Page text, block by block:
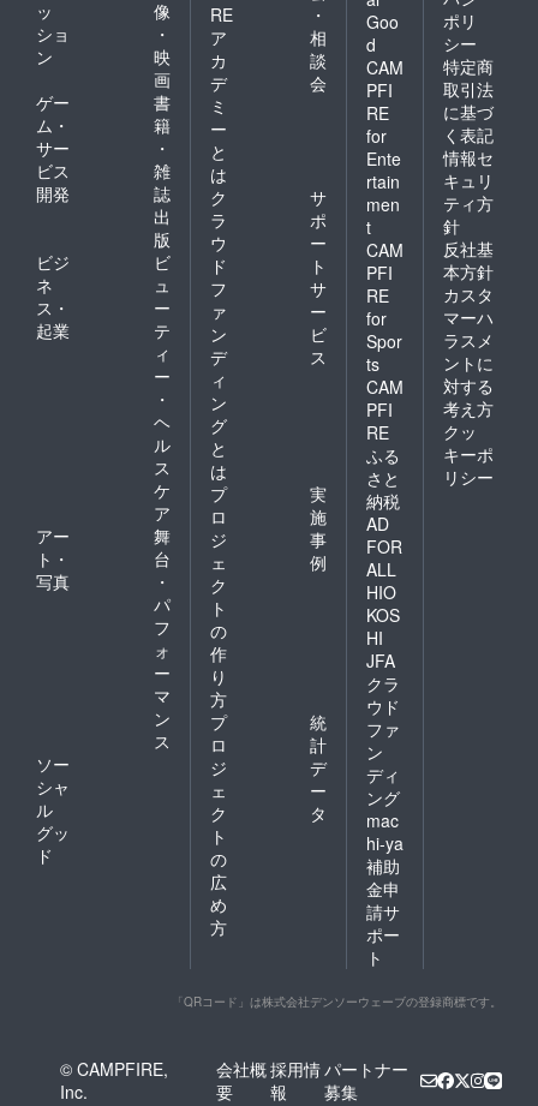
ッ
ショ
ン
像
・
映
画
ゲー
ム・
サー
ビス
開発
書
籍
・
雑
誌
出
版
ビジ
ネ
ス・
起業
ビ
ュ
ー
テ
ィ
ー
・
ヘ
ル
ス
ケ
ア
アー
ト・
写真
舞
台
・
パ
フ
ォ
ー
マ
ン
ス
ソー
シャ
ル
グッ
ド
RE
ア
カ
デ
ミ
ー
と
は
・
相
談
会
ク
ラ
ウ
ド
フ
ァ
ン
デ
ィ
ン
グ
と
は
サ
ポ
ー
ト
サ
ー
ビ
ス
プ
ロ
ジ
ェ
ク
ト
の
作
り
方
実
施
事
例
プ
ロ
ジ
ェ
ク
ト
の
広
め
方
統
計
デ
ー
タ
Goo
d
CAM
PFI
RE
for
Ente
rtain
men
t
CAM
PFI
RE
for
Spor
ts
CAM
PFI
RE
ふる
さと
納税
AD
FOR
ALL
HIO
KOS
HI
JFA
クラ
ウド
ファ
ン
ディ
ング
mac
hi-ya
補助
金申
請サ
ポー
ト
ポリ
シー
特定商
取引法
に基づ
く表記
情報セ
キュリ
ティ方
針
反社基
本方針
カスタ
マーハ
ラスメ
ントに
対する
考え方
クッ
キーポ
リシー
「QRコード」は株式会社デンソーウェーブの登録商標です。
© CAMPFIRE,
Inc.
会社概
要
採用情
報
パートナー
募集